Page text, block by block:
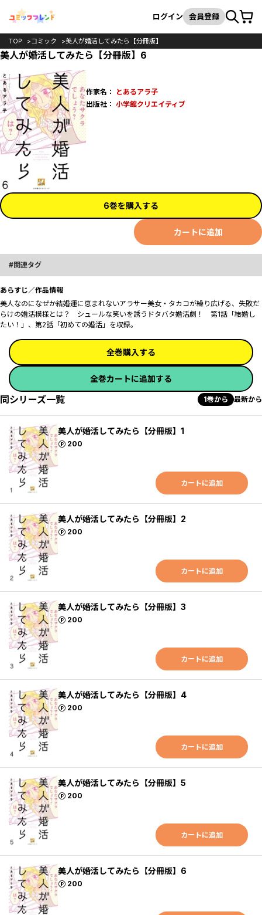
検索
ログイン 会員登録カート
TOP コミック 美人が婚活してみたら【分冊版】
美人が婚活してみたら【分冊版】6
作家名：
とあるアラ子
出版社： 小学館クリエイティブ
6巻を購入する
カートに追加
関連タグ
あらすじ／作品情報
美人なのになぜか結婚運に恵まれないアラサー美女・タカコが繰り広げる、失敗だ
らけの婚活模様とは？ シュールな笑いを誘うドタバタ婚活劇！ 第1話「結婚し
たい！」、第2話「初めての婚活」を収録。
全巻購入する
全巻カートに追加する
同シリーズ一覧 1巻から 最新から
美人が婚活してみたら【分冊版】1
200
ポイント
カートに追加
美人が婚活してみたら【分冊版】2
200
ポイント
カートに追加
美人が婚活してみたら【分冊版】3
200
ポイント
カートに追加
美人が婚活してみたら【分冊版】4
200
ポイント
カートに追加
美人が婚活してみたら【分冊版】5
200
ポイント
カートに追加
美人が婚活してみたら【分冊版】6
200
ポイント